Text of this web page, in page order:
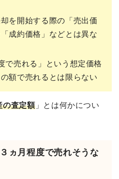
を開始する際の「売出価
成約価格」などとは異な
で売れる」という想定価格
額で売れるとは限らない
の査定額」とは何かについ
ヵ月程度で売れそうな